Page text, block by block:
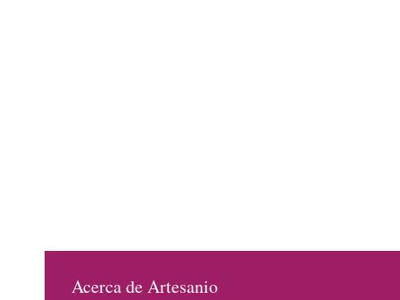
Acerca de Artesanio